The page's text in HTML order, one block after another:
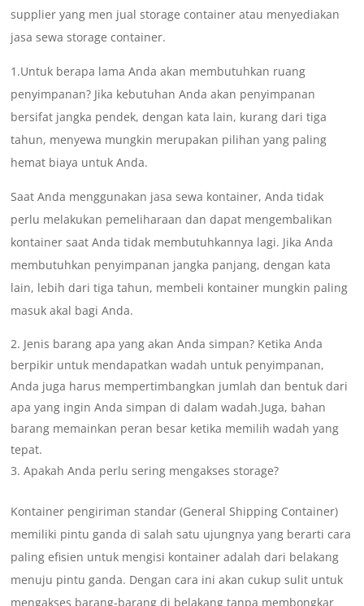
supplier yang men jual storage container atau menyediakan
jasa sewa storage container.
1.Untuk berapa lama Anda akan membutuhkan ruang
penyimpanan? Jika kebutuhan Anda akan penyimpanan
bersifat jangka pendek, dengan kata lain, kurang dari tiga
tahun, menyewa mungkin merupakan pilihan yang paling
hemat biaya untuk Anda.
Saat Anda menggunakan jasa sewa kontainer, Anda tidak
perlu melakukan pemeliharaan dan dapat mengembalikan
kontainer saat Anda tidak membutuhkannya lagi. Jika Anda
membutuhkan penyimpanan jangka panjang, dengan kata
lain, lebih dari tiga tahun, membeli kontainer mungkin paling
masuk akal bagi Anda.
Jenis barang apa yang akan Anda simpan? Ketika Anda
berpikir untuk mendapatkan wadah untuk penyimpanan,
Anda juga harus mempertimbangkan jumlah dan bentuk dari
apa yang ingin Anda simpan di dalam wadah.Juga, bahan
barang memainkan peran besar ketika memilih wadah yang
tepat.
Apakah Anda perlu sering mengakses storage?
Kontainer pengiriman standar (General Shipping Container)
memiliki pintu ganda di salah satu ujungnya yang berarti cara
paling efisien untuk mengisi kontainer adalah dari belakang
menuju pintu ganda. Dengan cara ini akan cukup sulit untuk
mengakses barang-barang di belakang tanpa membongkar